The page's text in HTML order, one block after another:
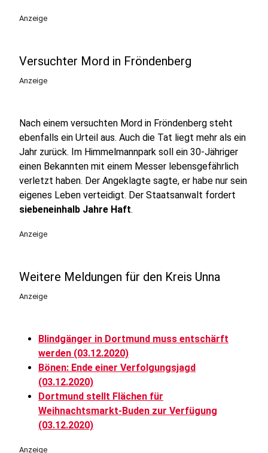
Anzeige
Versuchter Mord in Fröndenberg
Anzeige
Nach einem versuchten Mord in Fröndenberg steht
ebenfalls ein Urteil aus. Auch die Tat liegt mehr als ein
Jahr zurück. Im Himmelmannpark soll ein 30-Jähriger
einen Bekannten mit einem Messer lebensgefährlich
verletzt haben. Der Angeklagte sagte, er habe nur sein
eigenes Leben verteidigt. Der Staatsanwalt fordert
siebeneinhalb Jahre Haft.
Anzeige
Weitere Meldungen für den Kreis Unna
Anzeige
Blindgänger in Dortmund muss entschärft
werden (03.12.2020)
Bönen: Ende einer Verfolgungsjagd
(03.12.2020)
Dortmund stellt Flächen für
Weihnachtsmarkt-Buden zur Verfügung
(03.12.2020)
Anzeige